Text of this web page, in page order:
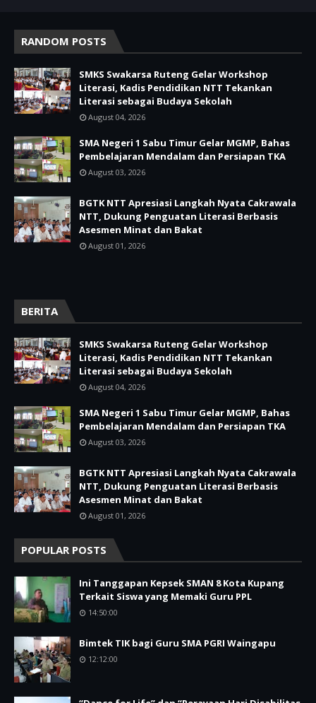
RANDOM POSTS
SMKS Swakarsa Ruteng Gelar Workshop
Literasi, Kadis Pendidikan NTT Tekankan
Literasi sebagai Budaya Sekolah
August 04, 2026
SMA Negeri 1 Sabu Timur Gelar MGMP, Bahas
Pembelajaran Mendalam dan Persiapan TKA
August 03, 2026
BGTK NTT Apresiasi Langkah Nyata Cakrawala
NTT, Dukung Penguatan Literasi Berbasis
Asesmen Minat dan Bakat
August 01, 2026
BERITA
SMKS Swakarsa Ruteng Gelar Workshop
Literasi, Kadis Pendidikan NTT Tekankan
Literasi sebagai Budaya Sekolah
August 04, 2026
SMA Negeri 1 Sabu Timur Gelar MGMP, Bahas
Pembelajaran Mendalam dan Persiapan TKA
August 03, 2026
BGTK NTT Apresiasi Langkah Nyata Cakrawala
NTT, Dukung Penguatan Literasi Berbasis
Asesmen Minat dan Bakat
August 01, 2026
POPULAR POSTS
Ini Tanggapan Kepsek SMAN 8 Kota Kupang
Terkait Siswa yang Memaki Guru PPL
14:50:00
Bimtek TIK bagi Guru SMA PGRI Waingapu
12:12:00